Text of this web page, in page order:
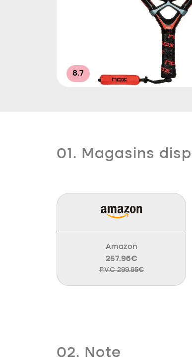
8.7
01. Magasins
Amazon
257.96€
P.V.C 299.95€
02. Note